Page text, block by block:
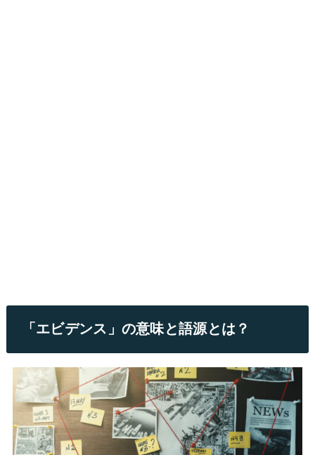
「エビデンス」の意味と語源とは？